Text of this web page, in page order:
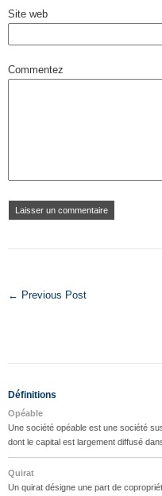
Site web
Commentez
← Previous Post
Définitions
Opéable
Une société opéable est une société
dont le capital est largement diffusé
Quirat
Un quirat désigne une part de